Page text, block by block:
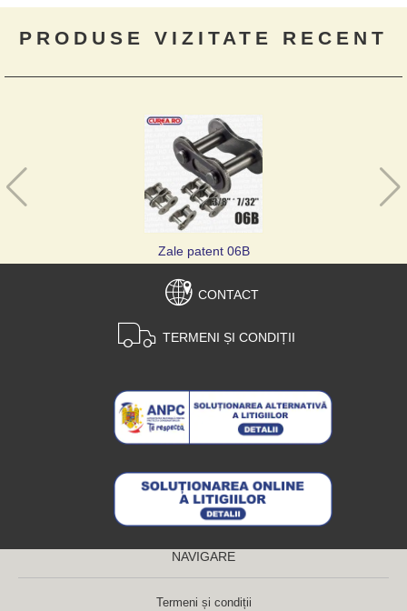
PRODUSE VIZITATE RECENT
Zale patent 06B
CONTACT
TERMENI ȘI CONDIȚII
NAVIGARE
Termeni și condiții